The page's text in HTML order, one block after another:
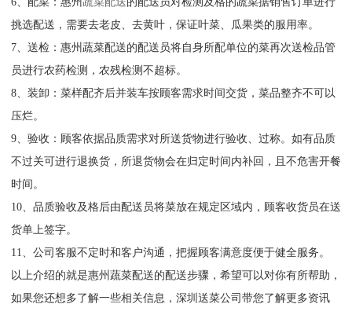
挑选配送，需要去老皮、去黄叶，保证叶菜、瓜果类的服用率。
7、送检：惠州蔬菜配送的配送员将自身所配单位的菜再次送检品管
员进行农药检测，农残检测不超标。
8、装卸：菜样配齐后并装车按顾客需求时间交货，菜品整齐不可以
压烂。
9、验收：顾客依据品质需求对所送货物进行验收、过称。如有品质
不过关可进行退换货，所退货物会在归定时间内补回，且不危害开餐
时间。
10、品质验收及格后由配送员将菜放在规定区域内，顾客收货员在送
货单上签字。
11、公司客服不定时和客户沟通，把握顾客满意度便于健全服务。
以上介绍的就是惠州蔬菜配送的配送步骤，希望可以对你有所帮助，
如果您还想多了解一些相关信息，深圳送菜公司带您了解更多资讯